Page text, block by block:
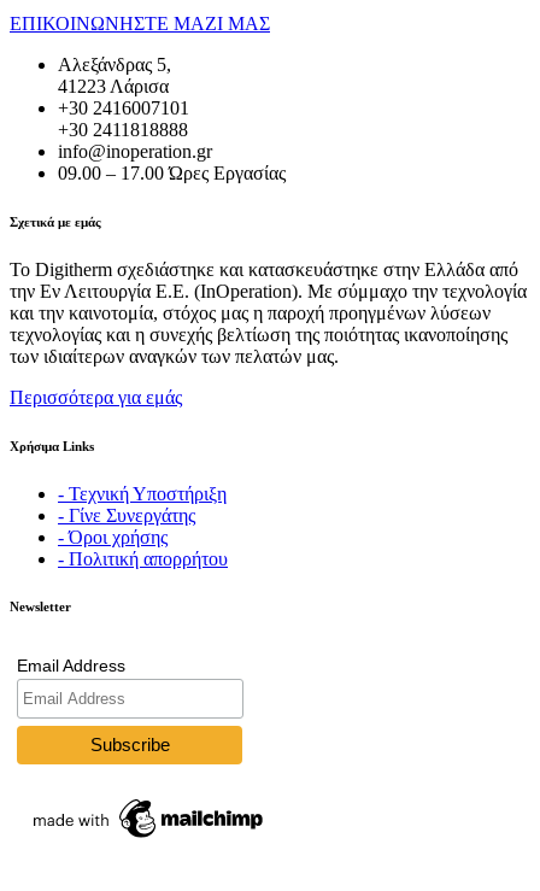
ΕΠΙΚΟΙΝΩΝΗΣΤΕ ΜΑΖΙ ΜΑΣ
Αλεξάνδρας 5,
41223 Λάρισα
+30 2416007101
+30 2411818888
info@inoperation.gr
09.00 – 17.00 Ώρες Εργασίας
Σχετικά με εμάς
Το Digitherm σχεδιάστηκε και κατασκευάστηκε στην Ελλάδα από
την Εν Λειτουργία Ε.Ε. (InOperation). Με σύμμαχο την τεχνολογία
και την καινοτομία, στόχος μας η παροχή προηγμένων λύσεων
τεχνολογίας και η συνεχής βελτίωση της ποιότητας ικανοποίησης
των ιδιαίτερων αναγκών των πελατών μας.
Περισσότερα για εμάς
Χρήσιμα Links
- Τεχνική Υποστήριξη
- Γίνε Συνεργάτης
- Όροι χρήσης
- Πολιτική απορρήτου
Newsletter
Email Address